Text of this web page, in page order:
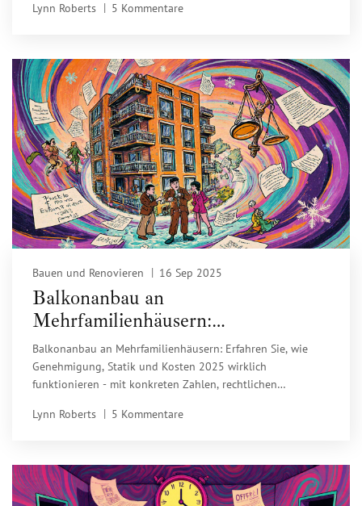
handeln sollten.
Lynn Roberts 5 Kommentare
Bauen und Renovieren 16 Sep 2025
Balkonanbau an
Mehrfamilienhäusern:
Genehmigung, Statik, Kosten -
Alles, was Sie 2025 wissen müssen
Balkonanbau an Mehrfamilienhäusern: Erfahren Sie, wie
Genehmigung, Statik und Kosten 2025 wirklich
funktionieren - mit konkreten Zahlen, rechtlichen
Lynn Roberts
5 Kommentare